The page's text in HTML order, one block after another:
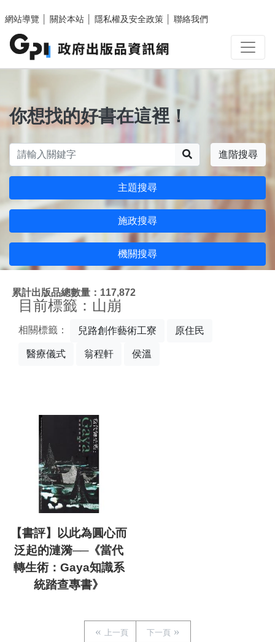
網站導覽
關於本站 隱私權及安全政策 聯絡我們
你想找的好書在這裡！
進階搜尋
主題搜尋
施政搜尋
機關搜尋
累計出版品總數量：117,872
目前標籤：山崩
相關標籤： 兒路創作藝術工寮 原住民
醫療儀式 翁程軒 侯溫
【書評】以此為圓心而
泛起的漣漪──《當代
轉生術：Gaya知識系
統踏查專書》
上一頁 下一頁